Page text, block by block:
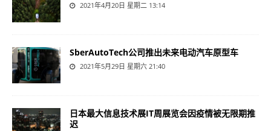
2021年4月20日 星期二 13:14
SberAutoTech公司推出未来电动汽车原型车
2021年5月29日 星期六 21:40
日本最大信息技术展IT周展览会因疫情被无限期推
迟